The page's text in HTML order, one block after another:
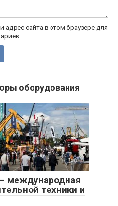
адрес сайта в этом браузере для
оборудования
0
международная
техники и